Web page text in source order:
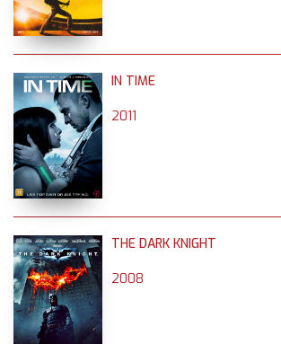
IN TIME
2011
THE DARK KNIGHT
2008